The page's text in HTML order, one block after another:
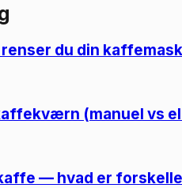
du din
(manuel vs
— hvad er